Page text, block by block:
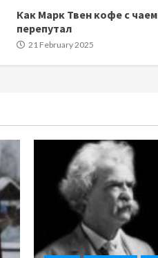
Как Марк Твен кофе с чаем
перепутал
21 February 2025